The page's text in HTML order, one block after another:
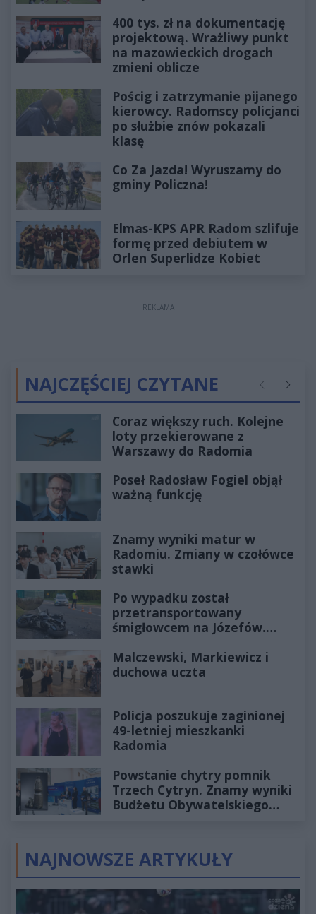
400 tys. zł na dokumentację
projektową. Wrażliwy punkt
na mazowieckich drogach
zmieni oblicze
Pościg i zatrzymanie pijanego
kierowcy. Radomscy policjanci
po służbie znów pokazali
klasę
Co Za Jazda! Wyruszamy do
gminy Policzna!
Elmas-KPS APR Radom szlifuje
formę przed debiutem w
Orlen Superlidze Kobiet
REKLAMA
NAJCZĘŚCIEJ CZYTANE Poprzednie
Coraz większy ruch. Kolejne
loty przekierowane z
Warszawy do Radomia
Poseł Radosław Fogiel objął
ważną funkcję
Znamy wyniki matur w
Radomiu. Zmiany w czołówce
stawki
Po wypadku został
przetransportowany
śmigłowcem na Józefów.
Malczewski, Markiewicz i
duchowa uczta
Policja poszukuje zaginionej
49-letniej mieszkanki
Radomia
Powstanie chytry pomnik
Trzech Cytryn. Znamy wyniki
Budżetu Obywatelskiego
NAJNOWSZE ARTYKUŁY